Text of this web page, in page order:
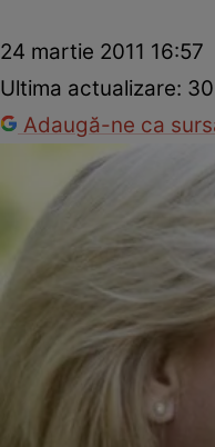
24 martie 2011 16:57
Ultima actualizare:
Adaugă-ne ca